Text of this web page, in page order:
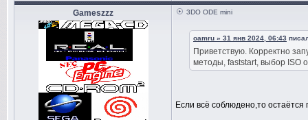
Gameszzz 3DO ODE mini
oamru » 31 янв 2024, 06:43
Приветствую. Корректно
методы, faststart, выбор ISO
Если всё соблюдено,то